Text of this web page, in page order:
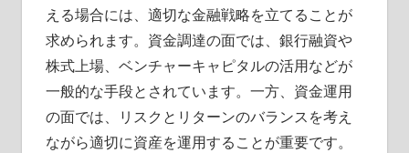
える場合には、適切な金融戦略を立てることが
求められます。資金調達の面では、銀行融資や
株式上場、ベンチャーキャピタルの活用などが
一般的な手段とされています。一方、資金運用
の面では、リスクとリターンのバランスを考え
ながら適切に資産を運用することが重要です。